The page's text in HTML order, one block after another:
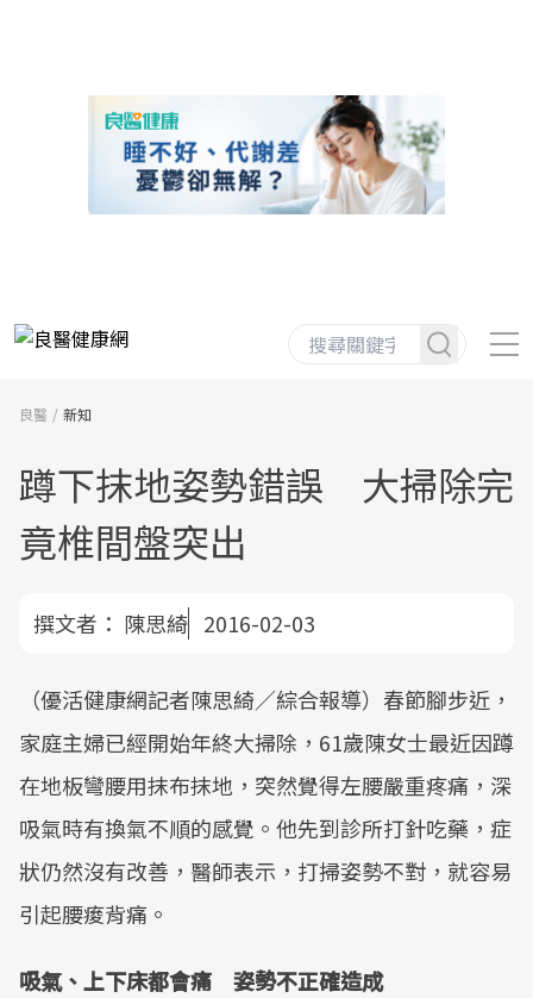
良醫 新知
蹲下抹地姿勢錯誤 大掃除完
竟椎間盤突出
撰文者： 陳思綺 2016-02-03
（優活健康網記者陳思綺／綜合報導）春節腳步近，
家庭主婦已經開始年終大掃除，61歲陳女士最近因蹲
在地板彎腰用抹布抹地，突然覺得左腰嚴重疼痛，深
吸氣時有換氣不順的感覺。他先到診所打針吃藥，症
狀仍然沒有改善，醫師表示，打掃姿勢不對，就容易
引起腰痠背痛。
吸氣、上下床都會痛 姿勢不正確造成